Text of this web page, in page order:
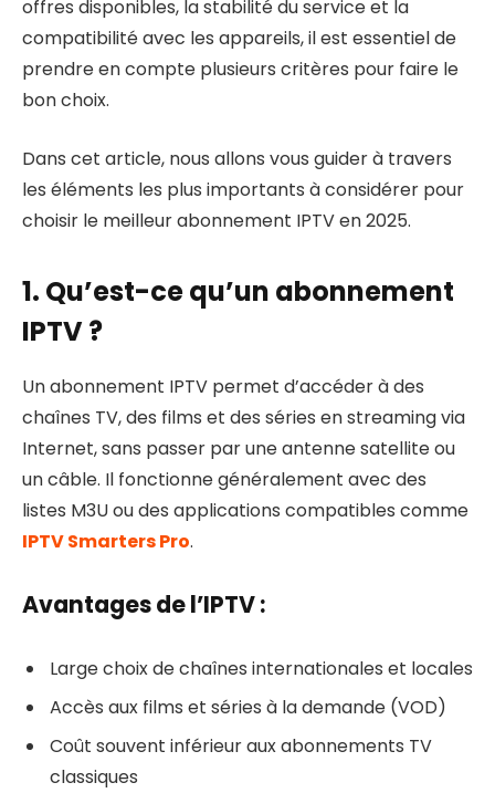
offres disponibles, la stabilité du service et la
compatibilité avec les appareils, il est essentiel de
prendre en compte plusieurs critères pour faire le
bon choix.
Dans cet article, nous allons vous guider à travers
les éléments les plus importants à considérer pour
choisir le meilleur abonnement IPTV en 2025.
1. Qu’est-ce qu’un abonnement
IPTV ?
Un abonnement IPTV permet d’accéder à des
chaînes TV, des films et des séries en streaming via
Internet, sans passer par une antenne satellite ou
un câble. Il fonctionne généralement avec des
listes M3U ou des applications compatibles comme
IPTV Smarters Pro.
Avantages de l’IPTV :
Large choix de chaînes internationales et locales
Accès aux films et séries à la demande (VOD)
Coût souvent inférieur aux abonnements TV
classiques